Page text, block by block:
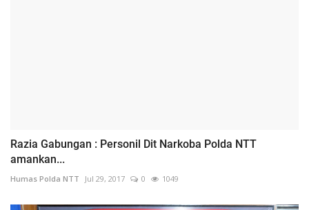
Razia Gabungan : Personil Dit Narkoba Polda NTT
amankan...
Humas Polda NTT Jul 29, 2017 0 1049